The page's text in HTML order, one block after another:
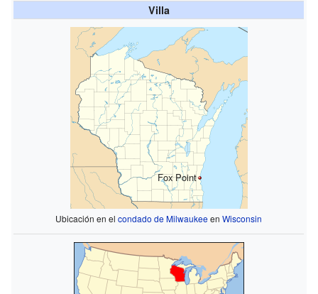
Villa
Fox Point
Ubicación en elcondado de MilwaukeeenWisconsin